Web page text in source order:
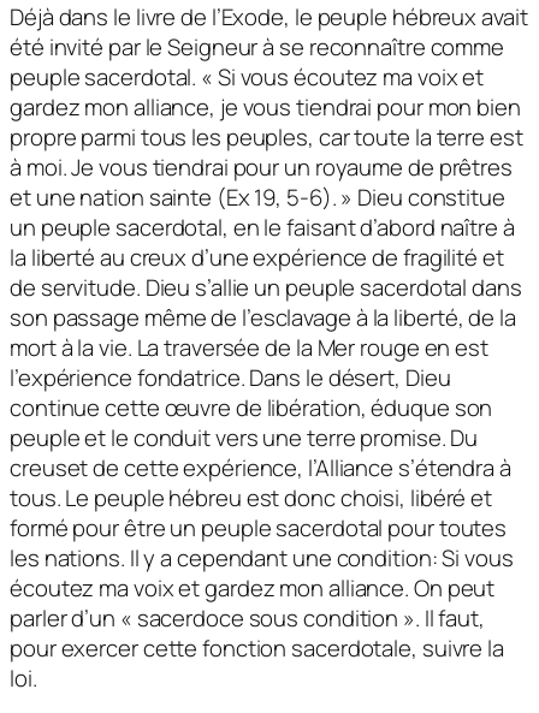
Déjà dans le livre de l’Exode, le peuple hébreux avait
été invité par le Seigneur à se reconnaître comme
peuple sacerdotal. « Si vous écoutez ma voix et
gardez mon alliance, je vous tiendrai pour mon bien
propre parmi tous les peuples, car toute la terre est
à moi. Je vous tiendrai pour un royaume de prêtres
et une nation sainte (Ex 19, 5-6). » Dieu constitue
un peuple sacerdotal, en le faisant d’abord naître à
la liberté au creux d’une expérience de fragilité et
de servitude. Dieu s’allie un peuple sacerdotal dans
son passage même de l’esclavage à la liberté, de la
mort à la vie. La traversée de la Mer rouge en est
l’expérience fondatrice. Dans le désert, Dieu
continue cette œuvre de libération, éduque son
peuple et le conduit vers une terre promise. Du
creuset de cette expérience, l’Alliance s’étendra à
tous. Le peuple hébreu est donc choisi, libéré et
formé pour être un peuple sacerdotal pour toutes
les nations. Il y a cependant une condition: Si vous
écoutez ma voix et gardez mon alliance. On peut
parler d’un « sacerdoce sous condition ». Il faut,
pour exercer cette fonction sacerdotale, suivre la
loi.